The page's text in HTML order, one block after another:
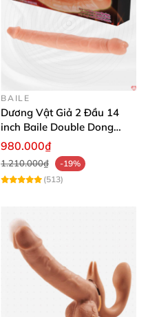
BAILE
Dương Vật Giả 2 Đầu 14
inch Baile Double Dong
Siêu Mềm Hàng Chính
980.000₫
1.210.000₫
-19%
(513)